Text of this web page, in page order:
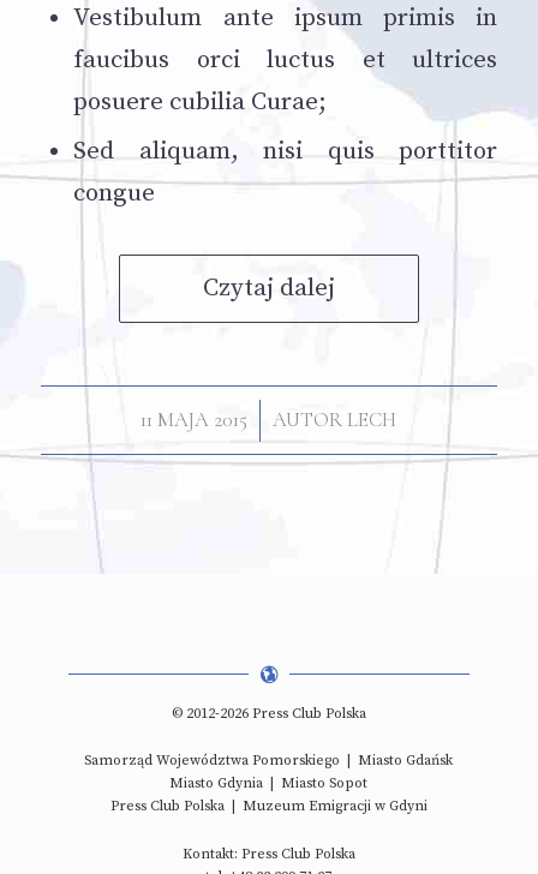
Vestibulum ante ipsum primis in
faucibus orci luctus et ultrices
posuere cubilia Curae;
Sed aliquam, nisi quis porttitor
congue
Czytaj dalej
11 MAJA 2015
/ AUTOR LECH
© 2012-2026 Press Club Polska
Samorząd Województwa Pomorskiego |Miasto Gdańsk
Miasto Gdynia |Miasto Sopot
Press Club Polska| Muzeum Emigracji w Gdyni
Kontakt: Press Club Polska